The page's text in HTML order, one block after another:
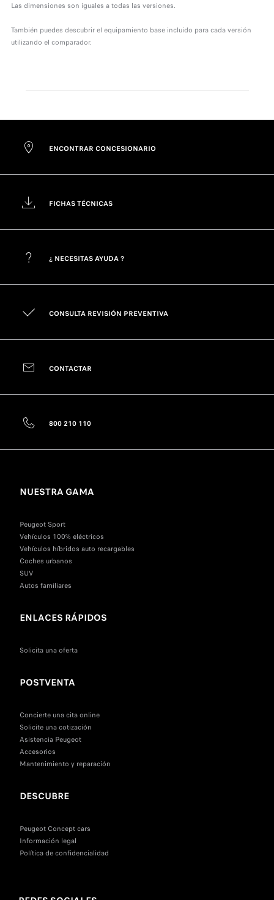
Las dimensiones son iguales a todas las versiones.
También puedes descubrir el equipamiento base incluido para cada versión
utilizando el comparador.
ENCONTRAR CONCESIONARIO
FICHAS TÉCNICAS
¿ NECESITAS AYUDA ?
CONSULTA REVISIÓN PREVENTIVA
CONTACTAR
800 210 110
NUESTRA GAMA
Peugeot Sport
Vehículos 100% eléctricos
Vehículos híbridos auto recargables
Coches urbanos
SUV
Autos familiares
ENLACES RÁPIDOS
Solicita una oferta
POSTVENTA
Concierte una cita online
Solicite una cotización
Asistencia Peugeot
Accesorios
Mantenimiento y reparación
DESCUBRE
Peugeot Concept cars
Información legal
Política de confidencialidad